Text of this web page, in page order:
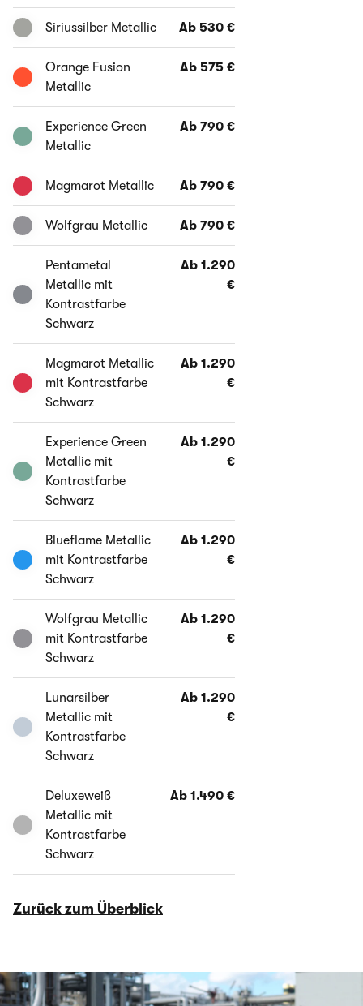
Siriussilber Metallic Ab 530 €
Orange Fusion
Metallic
Ab 575 €
Experience Green
Metallic
Ab 790 €
Magmarot Metallic Ab 790 €
Wolfgrau Metallic Ab 790 €
Pentametal
Metallic mit
Kontrastfarbe
Schwarz
Ab 1.290
€
Magmarot Metallic
mit Kontrastfarbe
Schwarz
Ab 1.290
€
Experience Green
Metallic mit
Kontrastfarbe
Schwarz
Ab 1.290
€
Blueflame Metallic
mit Kontrastfarbe
Schwarz
Ab 1.290
€
Wolfgrau Metallic
mit Kontrastfarbe
Schwarz
Ab 1.290
€
Lunarsilber
Metallic mit
Kontrastfarbe
Schwarz
Ab 1.290
€
Deluxeweiß
Metallic mit
Kontrastfarbe
Schwarz
Ab 1.490 €
Zurück zum Überblick